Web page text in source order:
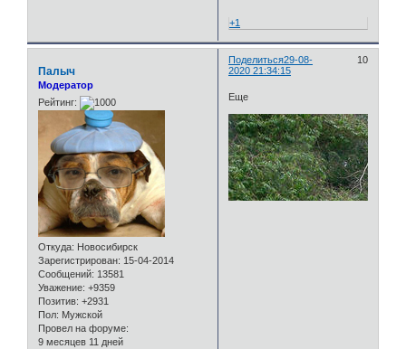
+1
Поделиться 10
29-08-
2020 21:34:15
Палыч
Модератор
Рейтинг:
Откуда: Новосибирск
Зарегистрирован: 15-04-2014
Сообщений: 13581
Уважение: +9359
Позитив: +2931
Пол: Мужской
Провел на форуме:
9 месяцев 11 дней
Еще